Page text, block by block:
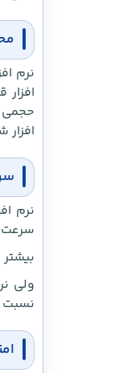
نرم
حجمی
افزار
نرم
سرعت
بیشتر
ولی
نسبت